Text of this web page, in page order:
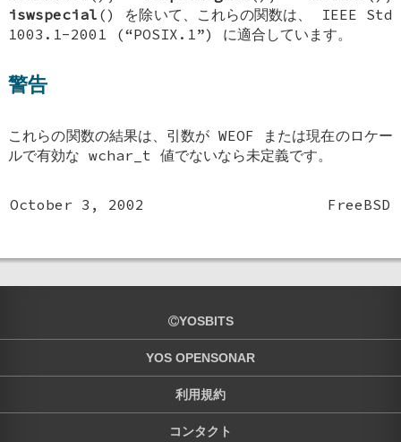
iswspecial () を除いて、これらの関数は、 IEEE Std
1003.1-2001 (“POSIX.1”) に適合しています。
警告
これらの関数の結果は、引数がWEOF または現在のロケー
ルで有効なwchar_t 値でないなら未定義です。
October 3, 2002 FreeBSD
YOSBITS
YOS OPENSONAR
利用規約
コンタクト